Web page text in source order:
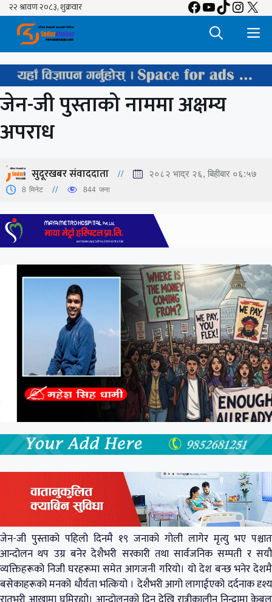
Skip
content
Facebook
YouTube
TikTok
X
जेन-जी पुस्ताको नाममा अक्षम्य
अपराध
सुदूरखबर संवाददाता २०८२ भाद्र २६, बिहीबार ०६:५७
8 मिनेट 844 जना
जेन-जी पुस्ताको पहिलो दिनमै १९ जनाको गोली लागेर मृत्यु भए पश्चात
आन्दोलन थप उग्र बनेर देशैभरी सरकारी तथा सार्वजनिक सम्पती र सयौ
व्यक्तिहरूको निजी घरहरूमा समेत आगजनी गरियो। यो देश बन्छ भनेर देशमै
बसेकाहरूको मनको धौर्यता भत्कियो । देशैभरी आगो लागाईएको दर्दनाक दृश्य